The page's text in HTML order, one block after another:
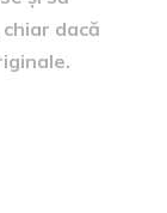
dacă